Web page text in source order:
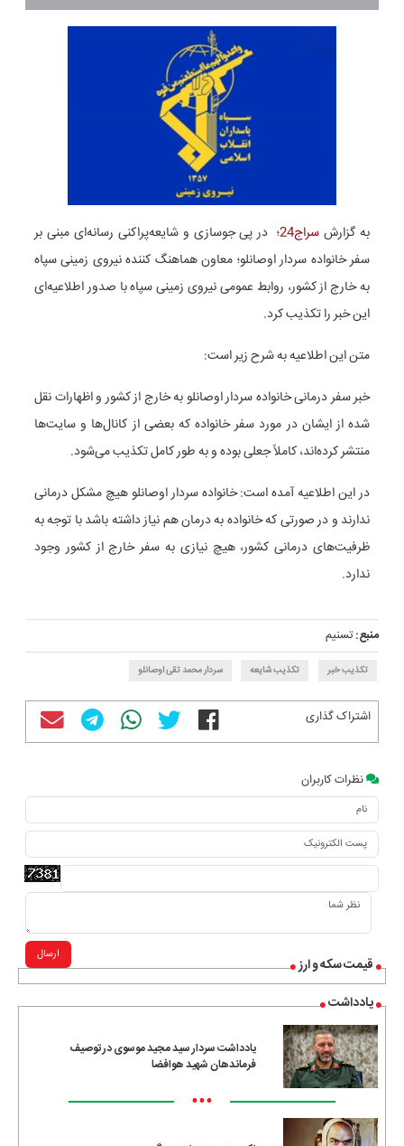
قیمت سکه و ارز
یادداشت
یادداشت سردار سید مجید موسوی در توصیف
فرماندهان شهید هوافضا
•••
به گزارش سراج24
؛ در پی جوسازی و شایعه‌پراکنی رسانه‌ای مبنی بر
سفر خانواده سردار اوصانلو؛ معاون هماهنگ کننده نیروی زمینی سپاه
به خارج از کشور، روابط عمومی نیروی زمینی سپاه با صدور اطلاعیه‌ای
این خبر را تکذیب کرد.
متن این اطلاعیه به شرح زیر است:
خبر سفر درمانی خانواده سردار اوصانلو به خارج از کشور و اظهارات نقل
شده از ایشان در مورد سفر خانواده که بعضی از کانال‌ها و سایت‌ها
منتشر کرده‌اند، کاملاً جعلی بوده و به طور کامل تکذیب می‌شود.
در این اطلاعیه آمده است: خانواده سردار اوصانلو هیچ مشکل درمانی
ندارند و در صورتی که خانواده به درمان هم نیاز داشته باشد با توجه به
ظرفیت‌های درمانی کشور، هیچ نیازی به سفر خارج از کشور وجود
ندارد.
منبع:تسنیم
تکذیب خبر تکذیب شایعه سردار محمد تقی اوصانلو
اشتراک گذاری
نظرات کاربران
ارسال